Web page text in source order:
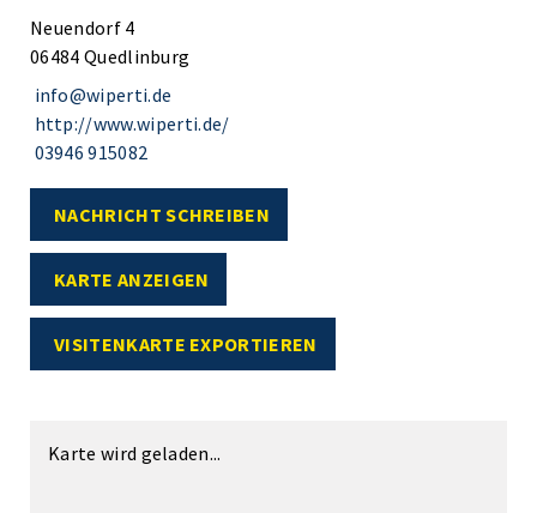
Neuendorf 4
06484 Quedlinburg
info@wiperti.de
http://www.wiperti.de/
03946 915082
NACHRICHT SCHREIBEN
KARTE ANZEIGEN
VISITENKARTE EXPORTIEREN
Karte wird geladen...